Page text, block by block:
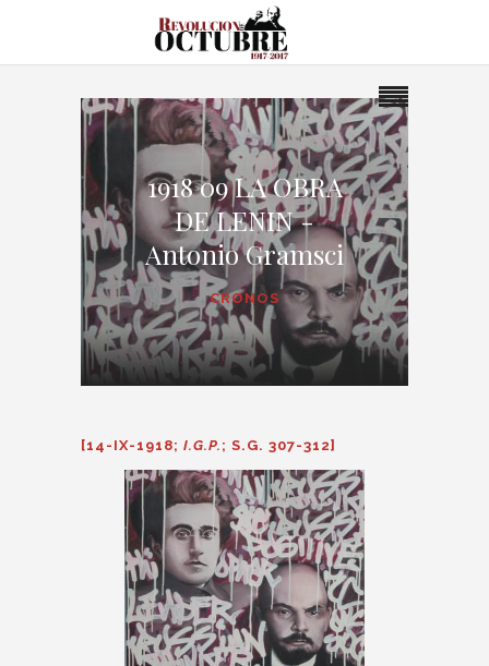
1918 09 LA OBRA
DE LENIN -
Antonio Gramsci
CRONOS
[14-IX-1918; I.G.P. ; S.G. 307-312]